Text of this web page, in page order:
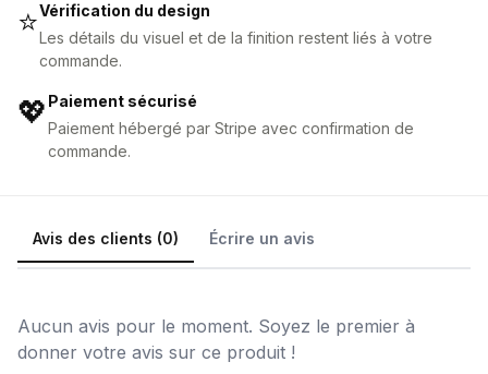
⭐Vérification du design
Les détails du visuel et de la finition restent liés à votre
commande.
💖 Paiement sécurisé
Paiement hébergé par Stripe avec confirmation de
commande.
Avis des clients (0) Écrire un avis
Aucun avis pour le moment. Soyez le premier à
donner votre avis sur ce produit !